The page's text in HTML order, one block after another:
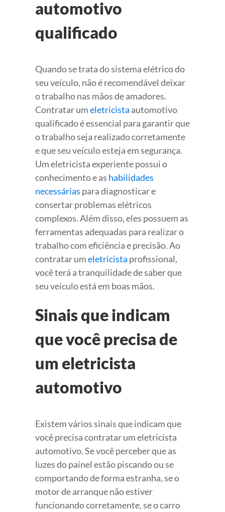
automotivo
qualificado
Quando se trata do sistema elétrico do
seu veículo, não é recomendável deixar
o trabalho nas mãos de amadores.
Contratar umeletricista automotivo
qualificado é essencial para garantir que
o trabalho seja realizado corretamente
e que seu veículo esteja em segurança.
Um eletricista experiente possui o
conhecimento e as habilidades
necessárias para diagnosticar e
consertar problemas elétricos
complexos. Além disso, eles possuem as
ferramentas adequadas para realizar o
trabalho com eficiência e precisão. Ao
contratar umeletricista profissional,
você terá a tranquilidade de saber que
seu veículo está em boas mãos.
Sinais que indicam
que você precisa de
um eletricista
automotivo
Existem vários sinais que indicam que
você precisa contratar um eletricista
automotivo. Se você perceber que as
luzes do painel estão piscando ou se
comportando de forma estranha, se o
motor de arranque não estiver
funcionando corretamente, se o carro